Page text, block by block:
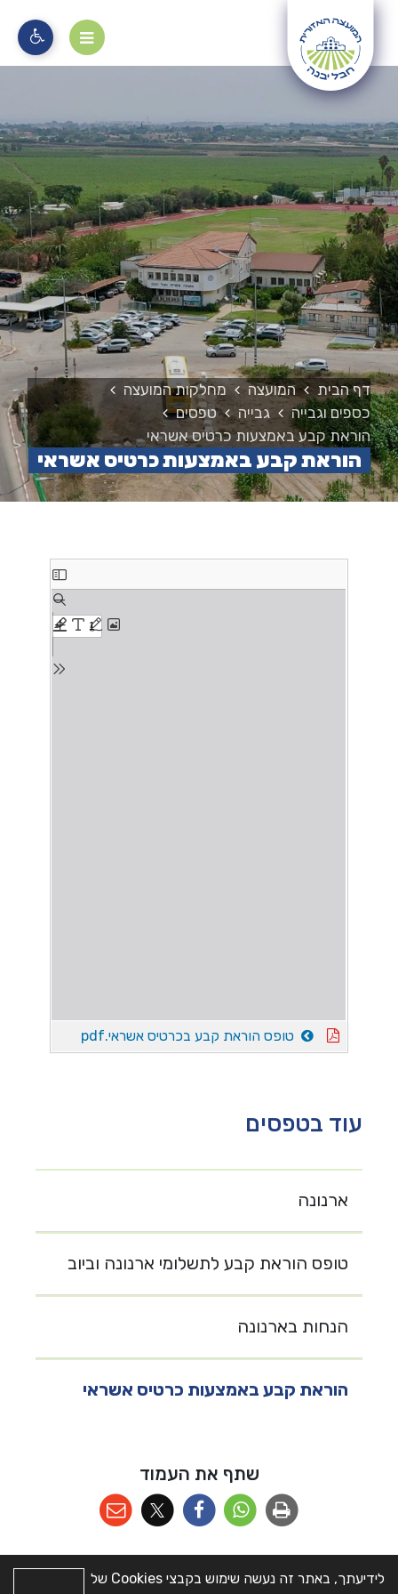
מוקד 106
דף הבית המועצה
מחלקות המועצה
כספים וגבייה
גבייה
טפסים
הוראת קבע באמצעות כרטיס אשראי
הוראת קבע באמצעות כרטיס אשראי
טופס הוראת קבע בכרטיס אשראי.pdf
עוד בטפסים
ארנונה
טופס הוראת קבע לתשלומי ארנונה וביוב
הנחות בארנונה
הוראת קבע באמצעות כרטיס אשראי
שתף את העמוד
לידיעתך, באתר זה נעשה שימוש בקבצי Cookies של